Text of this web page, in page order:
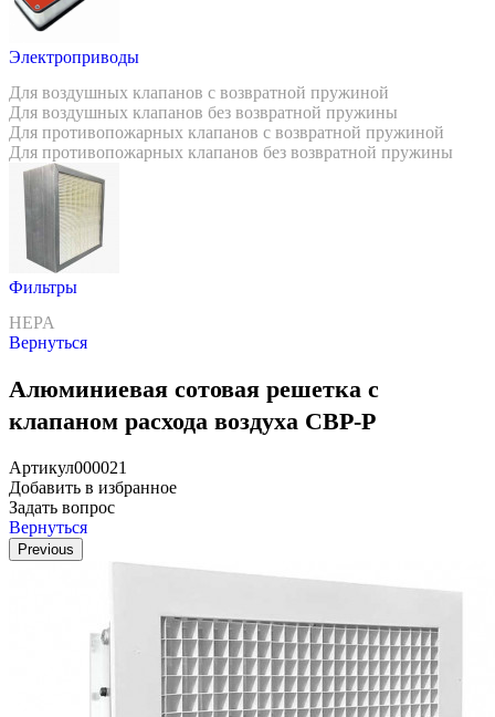
Электроприводы
Для воздушных клапанов с возвратной пружиной
Для воздушных клапанов без возвратной пружины
Для противопожарных клапанов с возвратной пружиной
Для противопожарных клапанов без возвратной пружины
Фильтры
HEPA
Вернуться
Алюминиевая сотовая решетка с
клапаном расхода воздуха СВР-Р
Артикул000021
Добавить в избранное
Задать вопрос
Вернуться
Previous